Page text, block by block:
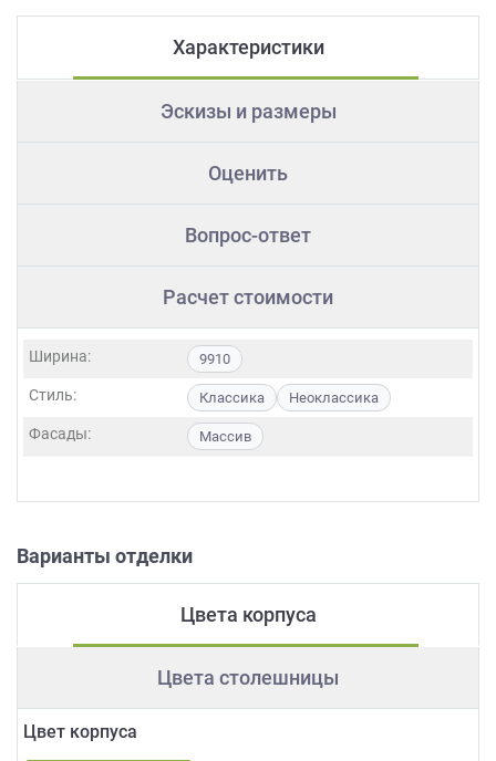
Характеристики
Эскизы и размеры
Оценить
Вопрос-ответ
Расчет стоимости
Ширина: 9910
Стиль: Классика Неоклассика
Фасады: Массив
Варианты отделки
Цвета корпуса
Цвета столешницы
Цвет корпуса